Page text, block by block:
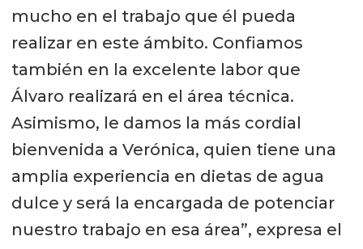
mucho en el trabajo que él pueda
realizar en este ámbito. Confiamos
también en la excelente labor que
Álvaro realizará en el área técnica.
Asimismo, le damos la más cordial
bienvenida a Verónica, quien tiene una
amplia experiencia en dietas de agua
dulce y será la encargada de potenciar
nuestro trabajo en esa área”, expresa el